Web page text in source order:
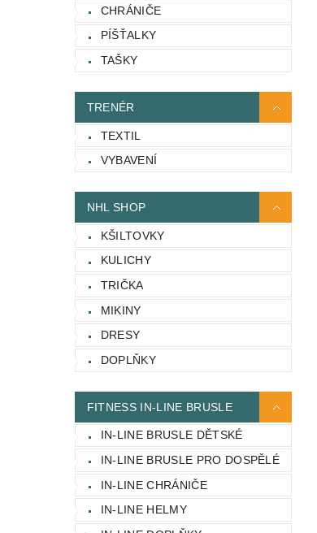
CHRÁNIČE
PÍŠŤALKY
TAŠKY
TRENÉR
TEXTIL
VYBAVENÍ
NHL SHOP
KŠILTOVKY
KULICHY
TRIČKA
MIKINY
DRESY
DOPLŇKY
FITNESS IN-LINE BRUSLE
IN-LINE BRUSLE DĚTSKÉ
IN-LINE BRUSLE PRO DOSPĚLÉ
IN-LINE CHRÁNIČE
IN-LINE HELMY